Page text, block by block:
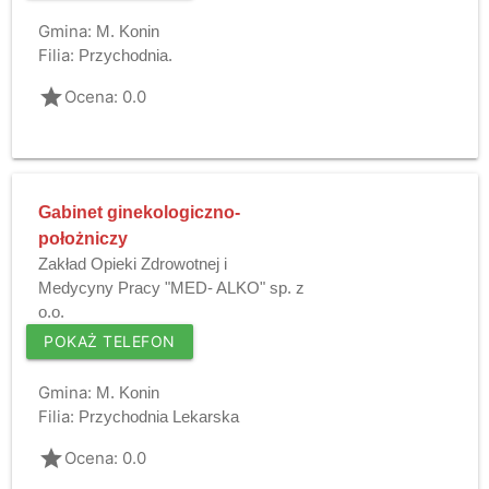
Gmina: M. Konin
Filia: Przychodnia.
gradeOcena: 0.0
Gabinet ginekologiczno-
położniczy
Zakład Opieki Zdrowotnej i
Medycyny Pracy "MED- ALKO" sp. z
o.o.
POKAŻ TELEFON
Gmina: M. Konin
Filia: Przychodnia Lekarska
gradeOcena: 0.0